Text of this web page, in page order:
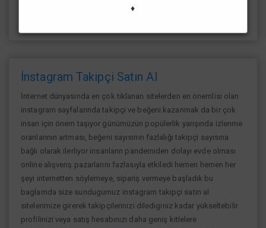
kredilerden her gün yararlanıp sayfanızı yüksek seviyelere
İnstagram Takipçi Satın Al
İnternet dünyasında en çok tıklanan sitelerden en önemlisi olan
instagram sayfalarında takipçi ve beğeni kazanmak da bir çok
insan için önem taşıyor günümüzün popülerlik yarışında izlenme
oranlarının artması, beğeni sayısının fazlalığı takipçi sayısına
bağlı olarak ilerliyor insanların pandemiden dolayı evde olması
online alışverış pazarlarını fazlasıyla etkiledi hemen hemen her
şeyi internetten söylemeye, sipariş vermeye başladık bu
baglamda size sundugumuz instagram takipçi satın al
sitelerimize girerek takipçilerinizi dilediginiz kadar yükseltebilir
profilinizi veya satış hesabınızı daha geniş kitlelere
♦